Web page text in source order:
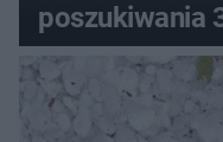
poszukiwania